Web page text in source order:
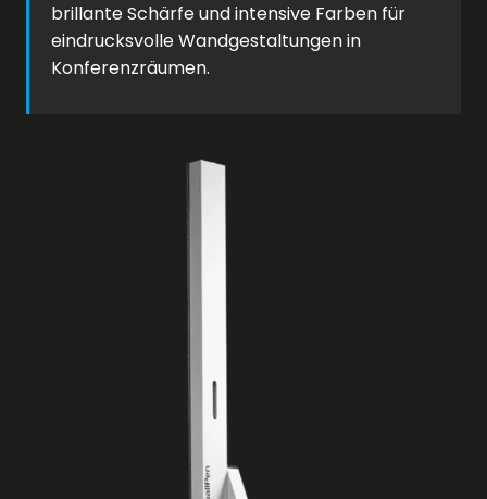
brillante Schärfe und intensive Farben für
eindrucksvolle Wandgestaltungen in
Konferenzräumen.